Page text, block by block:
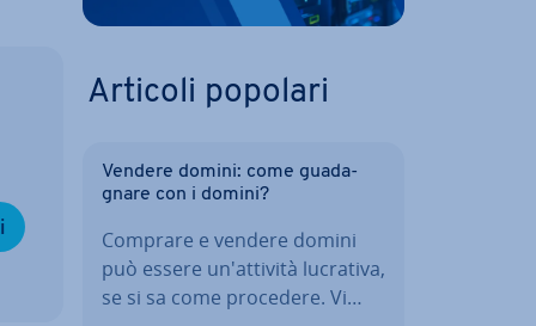
Articoli popolari
Vendere domini: come gua­da­
gna­re con i domini?
Comprare e vendere domini
può essere un'at­ti­vi­tà lucrativa,
se si sa come procedere. Vi…